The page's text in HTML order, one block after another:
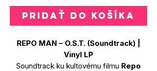
Pridať do košíka
REPO MAN – O.S.T. (Soundtrack) |
Vinyl LP
Soundtrack ku kultovému filmu Repo